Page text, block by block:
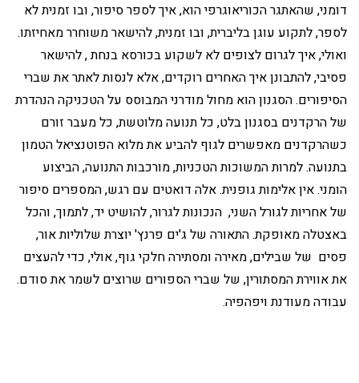
דומני, שהאתגר הכוריאוגרפי הוא, איך לספר סיפור, ובו זמנית לא
לספר, לתקוע עוגן בליברית, ובו זמנית, להישאר משוחרר מאחיזתו.
ואולי, איך לגרום לצופים לא לשקוע בכורסא בנחת , להישאר
פסיבי, להתבונן איך האחרים רוקדים, אלא לנסות לאתר את שברי
הסיפורים. הסגנון הוא מחול מודרני המבוסס על הטכניקה הנהדרת
של הרקדנים בסגנון בלט, כל תנועה מלוטשת, כל מעבר זורם
כשהרקדנים מאפשרים לגוף להביע את מלוא הפוטנציאל הטמון
בתנועה. למרות המשוכות הטכניות, מורכבות התנועה, הביצוע
הומני. אין אלימות גופנית. אלה דואטים עם רגש, המספרים סיפור
של אחריות לגורל השני, הנכונות לגרור, להושיט יד, לתמוך, והכל
באצטלה מאופקת. התאורה של ג'ים פרנץ' יוצרת שלוליות אור,
פסים של שבילים, מאירה ומסתירה חלקי גוף, אולי, כדי להעצים
את אווירת המסתורין, של שברי הספורים שרוצים לשמר את סודם.
עבודה מעודנת ויפהפיה.